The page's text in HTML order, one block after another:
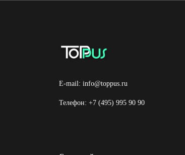
E-mail: info@toppus.ru
Телефон: +7 (495) 995 90 90